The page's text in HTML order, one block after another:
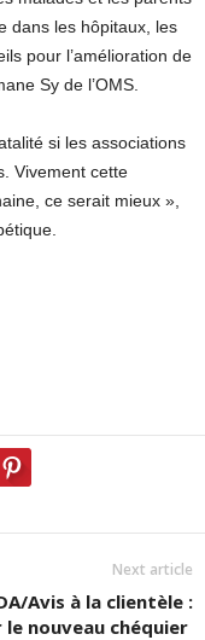
dans les hôpitaux, les
pour l’amélioration de
Sy de l’OMS.
si les associations
Vivement cette
ce serait mieux »,
Next article
Avis à la clientèle :
le nouveau chéquier